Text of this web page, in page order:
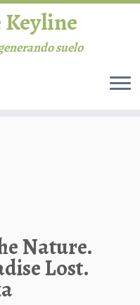
Keyline
suelo
Nature.
Lost.